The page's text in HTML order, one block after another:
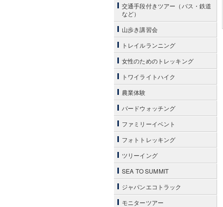
交通手段付きツアー（バス・鉄道
など）
山歩き講習会
トレイルランニング
女性のためのトレッキング
トワイライトハイク
農業体験
バードウォッチング
ファミリーイベント
フォトトレッキング
ツリーイング
SEA TO SUMMIT
ジャパンエコトラック
モニターツアー